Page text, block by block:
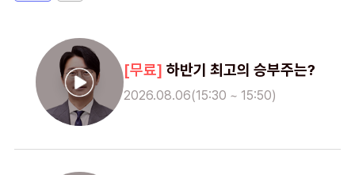
하반기 최고의 승부주는?
2026.08.06(15:30 ~ 15:50)